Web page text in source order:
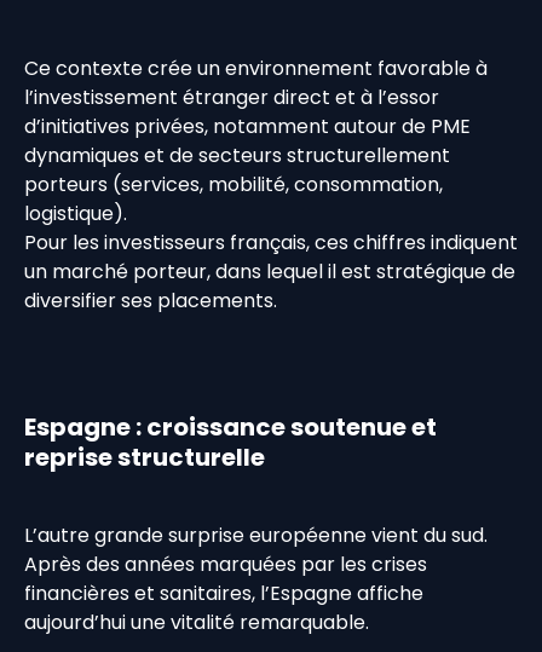
Ce contexte crée un environnement favorable à
l’investissement étranger direct et à l’essor
d’initiatives privées, notamment autour de PME
dynamiques et de secteurs structurellement
porteurs (services, mobilité, consommation,
logistique).
Pour les investisseurs français, ces chiffres indiquent
un marché porteur, dans lequel il est stratégique de
diversifier ses placements.
Espagne : croissance soutenue et
reprise structurelle
L’autre grande surprise européenne vient du sud.
Après des années marquées par les crises
financières et sanitaires, l’Espagne affiche
aujourd’hui une vitalité remarquable.